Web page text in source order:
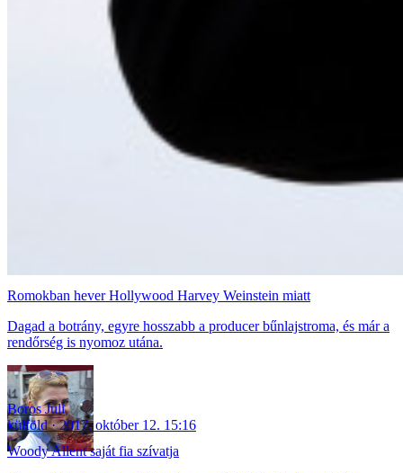
Romokban hever Hollywood Harvey Weinstein miatt
Dagad a botrány, egyre hosszabb a producer bűnlajstroma, és már a
rendőrség is nyomoz utána.
Boros Juli
külföld
2017. október 12. 15:16
Woody Allent saját fia szívatja